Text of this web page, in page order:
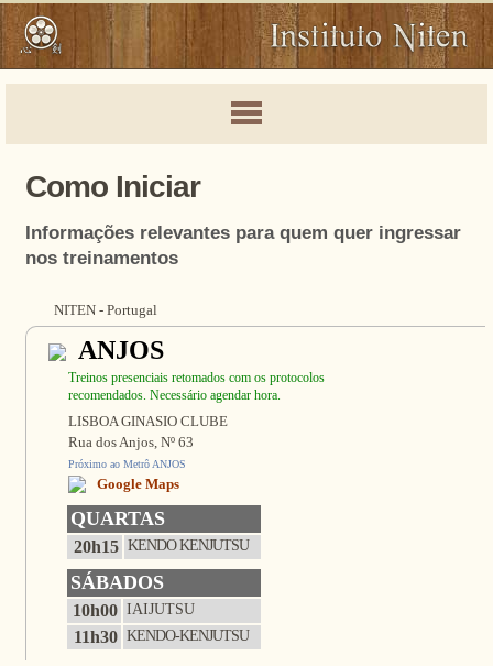
Como Iniciar
Informações relevantes para quem quer ingressar
nos treinamentos
NITEN - Portugal
ANJOS
Treinos presenciais retomados com os protocolos
recomendados. Necessário agendar hora.
LISBOA GINASIO CLUBE
Rua dos Anjos, Nº 63
Próximo ao Metrô ANJOS
Google Maps
QUARTAS
20h15 KENDO KENJUTSU
SÁBADOS
10h00 IAIJUTSU
11h30 KENDO-KENJUTSU